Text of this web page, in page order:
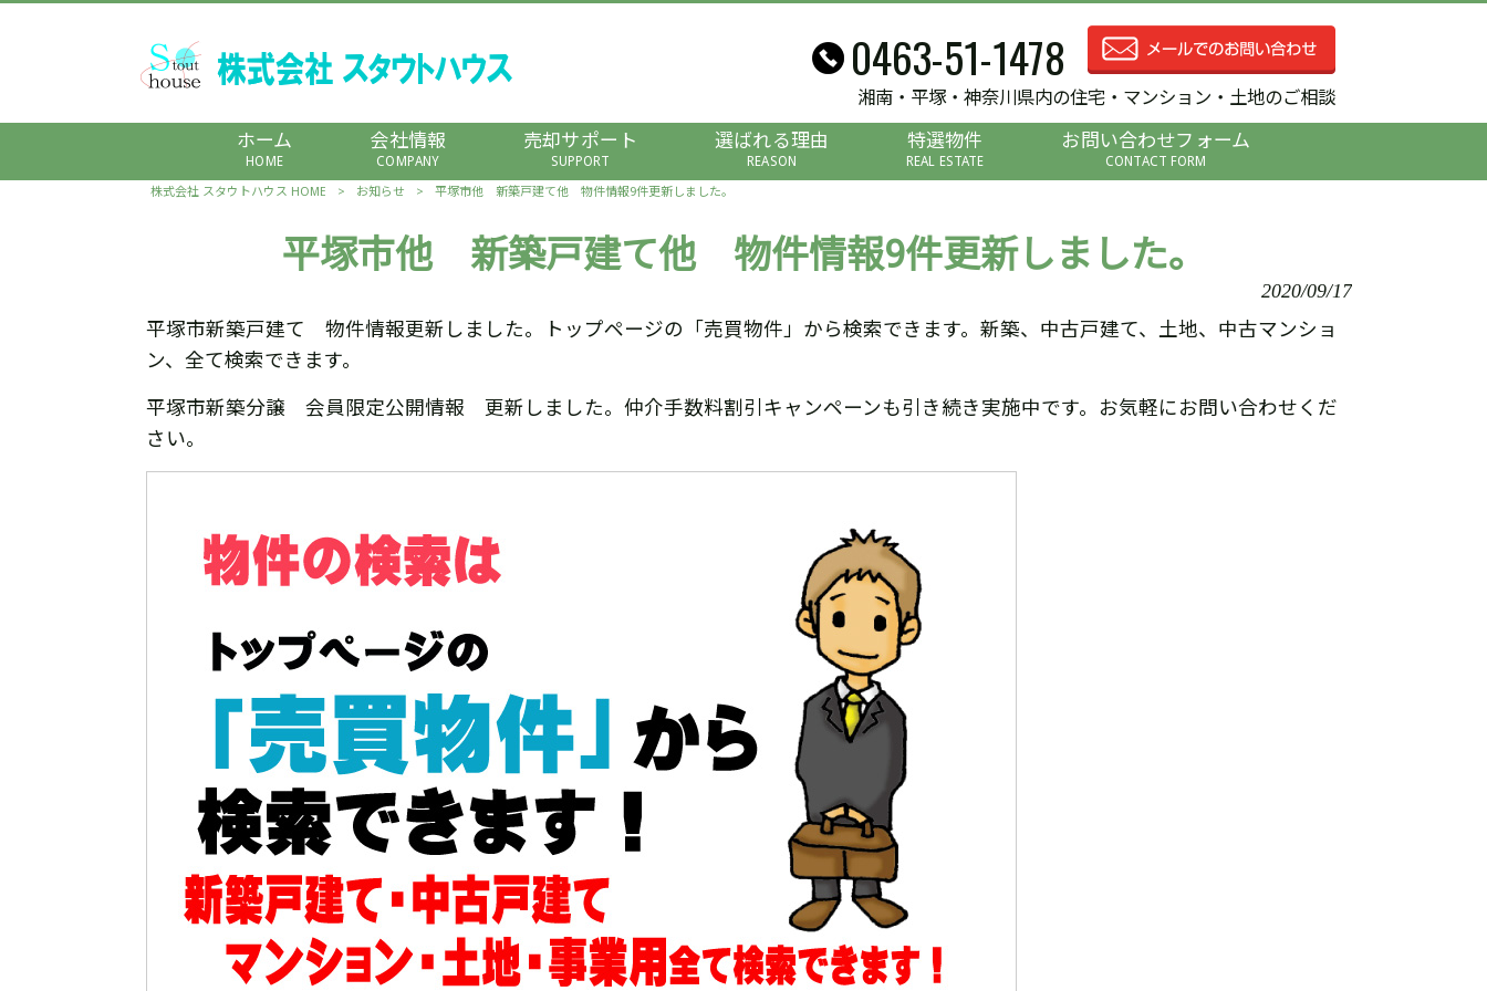
0463-51-1478
湘南・平塚・神奈川県内の住宅・マンション・土地のご相談
ホーム
HOME
会社情報
COMPANY
売却サポート
SUPPORT
選ばれる理由
REASON
特選物件
REAL ESTATE
お問い合わせフォーム
CONTACT FORM
株式会社 スタウトハウス HOME > お知らせ > 平塚市他 新築戸建て他 物件情報9件更新しました。
平塚市他 新築戸建て他 物件情報9件更新しました。
2020/09/17
平塚市新築戸建て 物件情報更新しました。トップページの「売買物件」から検索できます。新築、中古戸建て、土地、中古マンショ
ン、全て検索できます。
平塚市新築分譲 会員限定公開情報 更新しました。仲介手数料割引キャンペーンも引き続き実施中です。お気軽にお問い合わせくだ
さい。